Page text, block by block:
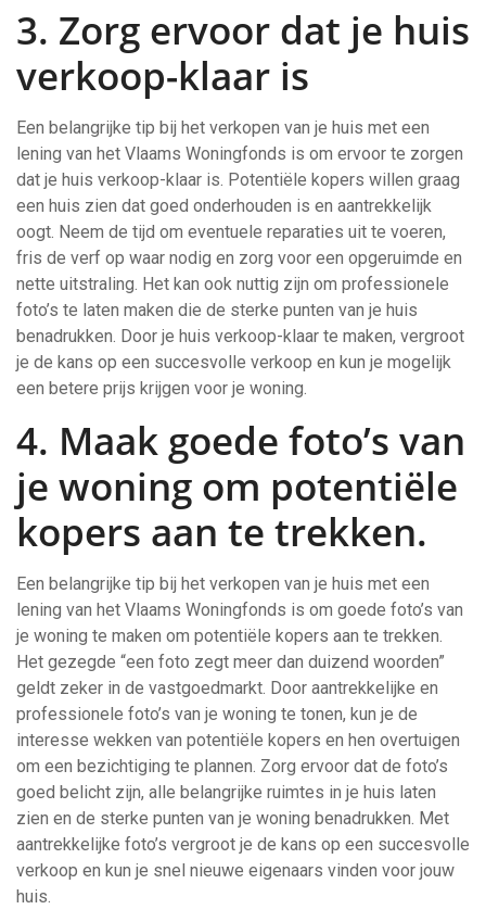
3. Zorg ervoor dat je huis
verkoop-klaar is
Een belangrijke tip bij het verkopen van je huis met een
lening van het Vlaams Woningfonds is om ervoor te zorgen
dat je huis verkoop-klaar is. Potentiële kopers willen graag
een huis zien dat goed onderhouden is en aantrekkelijk
oogt. Neem de tijd om eventuele reparaties uit te voeren,
fris de verf op waar nodig en zorg voor een opgeruimde en
nette uitstraling. Het kan ook nuttig zijn om professionele
foto’s te laten maken die de sterke punten van je huis
benadrukken. Door je huis verkoop-klaar te maken, vergroot
je de kans op een succesvolle verkoop en kun je mogelijk
een betere prijs krijgen voor je woning.
4. Maak goede foto’s van
je woning om potentiële
kopers aan te trekken.
Een belangrijke tip bij het verkopen van je huis met een
lening van het Vlaams Woningfonds is om goede foto’s van
je woning te maken om potentiële kopers aan te trekken.
Het gezegde “een foto zegt meer dan duizend woorden”
geldt zeker in de vastgoedmarkt. Door aantrekkelijke en
professionele foto’s van je woning te tonen, kun je de
interesse wekken van potentiële kopers en hen overtuigen
om een bezichtiging te plannen. Zorg ervoor dat de foto’s
goed belicht zijn, alle belangrijke ruimtes in je huis laten
zien en de sterke punten van je woning benadrukken. Met
aantrekkelijke foto’s vergroot je de kans op een succesvolle
verkoop en kun je snel nieuwe eigenaars vinden voor jouw
huis.